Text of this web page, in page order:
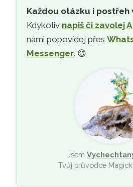
Každou otázku i postřeh
Kdykoliv napiš či zavolej
námi popovídej přes
Messenger. 😊
Jsem
Tvůj průvodce